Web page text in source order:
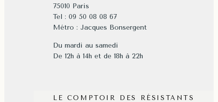
75010 Paris
Tel : 09 50 08 08 67
Métro : Jacques Bonsergent
Du mardi au samedi
De 12h à 14h et de 18h à 22h
LE COMPTOIR DES RÉSISTANTS